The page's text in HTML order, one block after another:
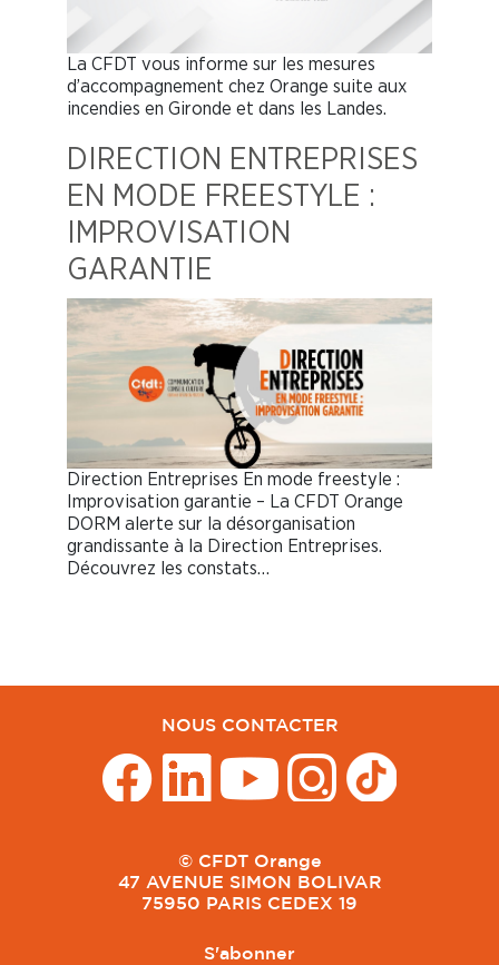
La CFDT vous informe sur les mesures
d’accompagnement chez Orange suite aux
incendies en Gironde et dans les Landes.
DIRECTION ENTREPRISES
EN MODE FREESTYLE :
IMPROVISATION
GARANTIE
Direction Entreprises En mode freestyle :
Improvisation garantie – La CFDT Orange
DORM alerte sur la désorganisation
grandissante à la Direction Entreprises.
Découvrez les constats…
NOUS CONTACTER
© CFDT Orange
47 AVENUE SIMON BOLIVAR
75950 PARIS CEDEX 19
S'abonner